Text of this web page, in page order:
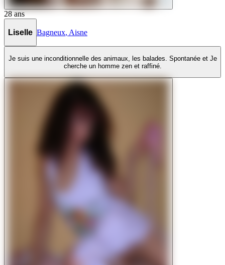
28 ans
Liselle Bagneux, Aisne
Je suis une inconditionnelle des animaux, les balades. Spontanée et Je
cherche un homme zen et raffiné.